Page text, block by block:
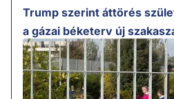
Trump szerint áttörés
a gázai béketerv új